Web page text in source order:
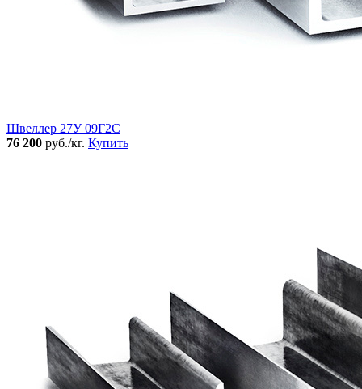
Швеллер 27У 09Г2С
76 200 руб./кг. Купить